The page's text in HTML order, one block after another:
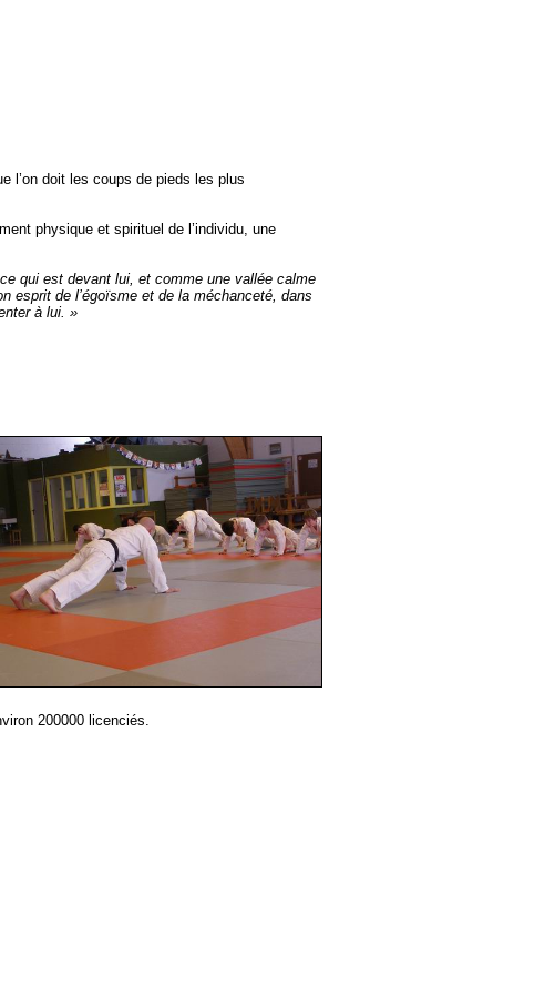
l’on doit les coups de pieds les plus
physique et spirituel de l’individu, une
qui est devant lui, et comme une vallée calme
esprit de l’égoïsme et de la méchanceté, dans
à lui. »
200000 licenciés.